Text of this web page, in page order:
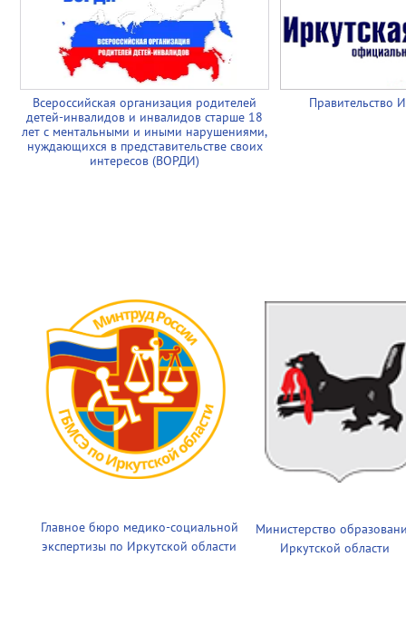
Всероссийская организация родителей
детей-инвалидов и инвалидов старше 18
лет с ментальными и иными нарушениями,
нуждающихся в представительстве своих
интересов (ВОРДИ)
Правительство
Главное бюро медико-социальной
экспертизы по Иркутской области
Министерство
Иркутской области